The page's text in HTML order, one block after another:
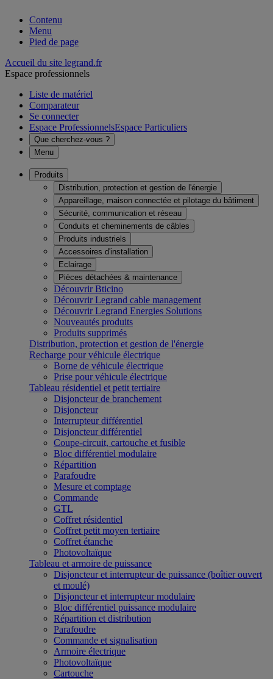
Contenu
Menu
Pied de page
Accueil du site legrand.fr
Espace professionnels
Liste de matériel
Comparateur
Se connecter
Espace ProfessionnelsEspace Particuliers
Que cherchez-vous ?
Menu
Produits
Distribution, protection et gestion de l'énergie
Appareillage, maison connectée et pilotage du bâtiment
Sécurité, communication et réseau
Conduits et cheminements de câbles
Produits industriels
Accessoires d'installation
Eclairage
Pièces détachées & maintenance
Découvrir Bticino
Découvrir Legrand cable management
Découvrir Legrand Energies Solutions
Nouveautés produits
Produits supprimés
Distribution, protection et gestion de l'énergie
Recharge pour véhicule électrique
Borne de véhicule électrique
Prise pour véhicule électrique
Tableau résidentiel et petit tertiaire
Disjoncteur de branchement
Disjoncteur
Interrupteur différentiel
Disjoncteur différentiel
Coupe-circuit, cartouche et fusible
Bloc différentiel modulaire
Répartition
Parafoudre
Mesure et comptage
Commande
GTL
Coffret résidentiel
Coffret petit moyen tertiaire
Coffret étanche
Photovoltaïque
Tableau et armoire de puissance
Disjoncteur et interrupteur de puissance (boîtier ouvert
et moulé)
Disjoncteur et interrupteur modulaire
Bloc différentiel puissance modulaire
Répartition et distribution
Parafoudre
Commande et signalisation
Armoire électrique
Photovoltaïque
Cartouche